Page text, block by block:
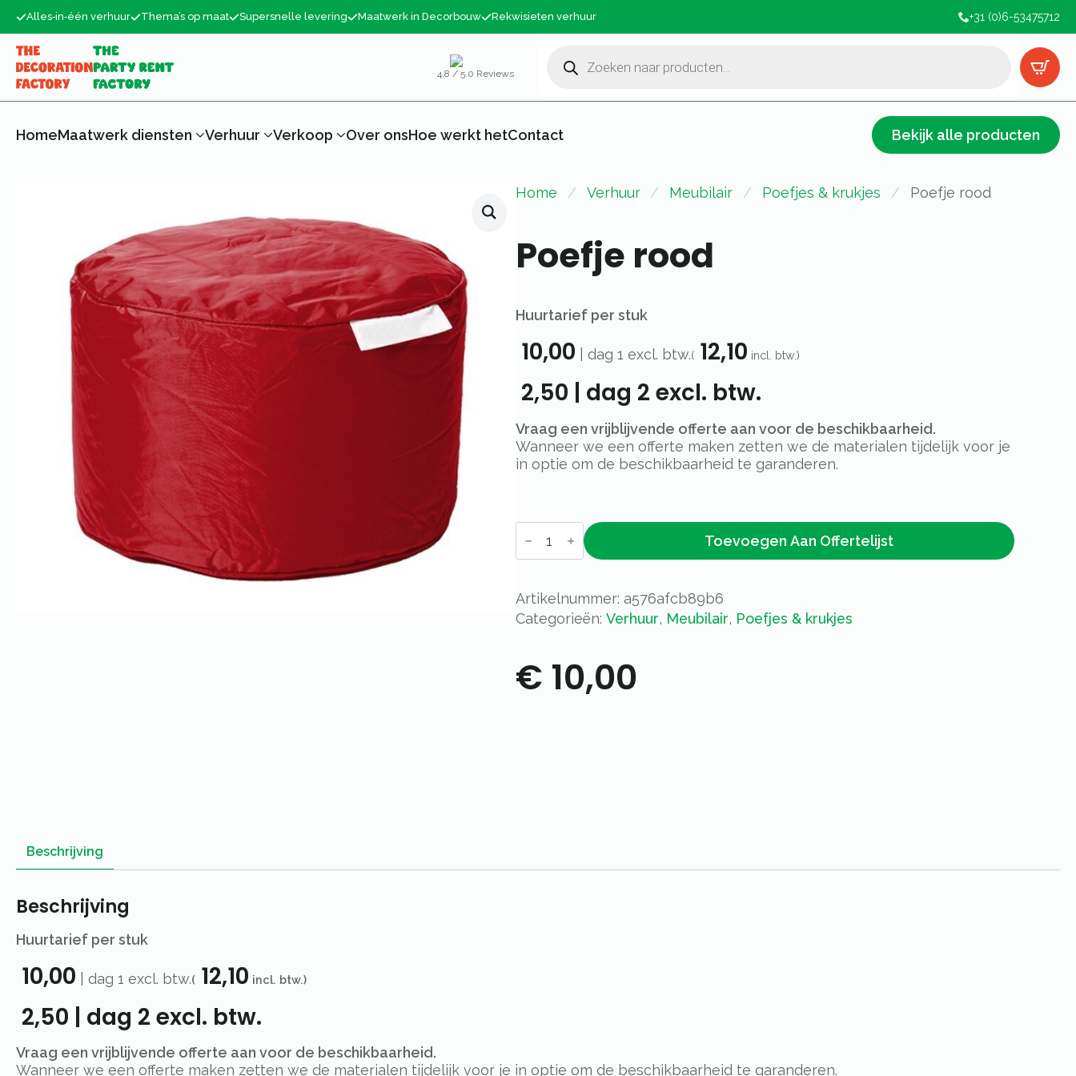
Alles‑in‑één verhuur Thema’s op maat Supersnelle levering Maatwerk in Decorbouw Rekwisieten verhuur +31 (0)6-53475712
4,8 / 5.0 Reviews
zoeken
HomeMaatwerk diensten Verhuur Verkoop Over onsHoe werkt hetContact Bekijk alle producten
Home Verhuur Meubilair Poefjes & krukjes Poefje rood
Poefje rood
Huurtarief per stuk
10,00 dag 1 excl. btw.(12,10 incl. btw.)
2,50 dag 2 excl. btw.
Vraag een vrijblijvende offerte aan voor de beschikbaarheid.
Wanneer we een offerte maken zetten we de materialen tijdelijk voor je
in optie om de beschikbaarheid te garanderen.
Poefje
rood
aantal
Toevoegen Aan Offertelijst
Artikelnummer: a576afcb89b6
Categorieën: Verhuur, Meubilair, Poefjes & krukjes
€ 10,00
Beschrijving
Beschrijving
Huurtarief per stuk
10,00 dag 1 excl. btw.( 12,10 incl. btw.)
2,50 | dag 2 excl. btw.
Vraag een vrijblijvende offerte aan voor de beschikbaarheid.
Wanneer we een offerte maken zetten we de materialen tijdelijk voor je in optie om de beschikbaarheid te garanderen.